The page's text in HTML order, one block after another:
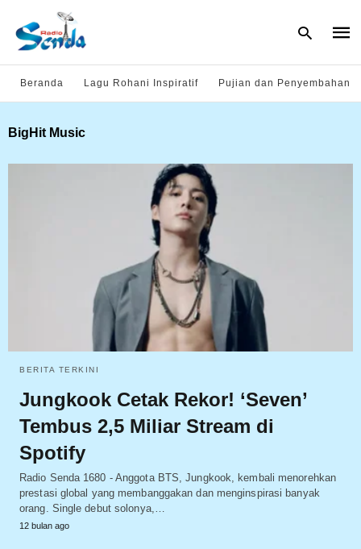
Beranda Lagu Rohani Inspiratif Pujian dan Penyembahan
BigHit Music
BERITA TERKINI
Jungkook Cetak Rekor! ‘Seven’
Tembus 2,5 Miliar Stream di
Spotify
Radio Senda 1680 - Anggota BTS, Jungkook, kembali menorehkan
prestasi global yang membanggakan dan menginspirasi banyak
orang. Single debut solonya,…
12 bulan ago